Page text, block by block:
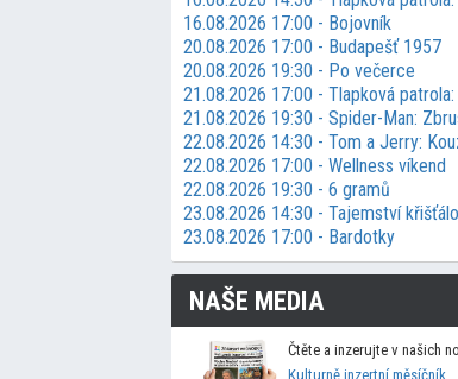
16.08.2026 17:00 - Bojovník
20.08.2026 17:00 - Budapešť 1957
20.08.2026 19:30 - Po večerce
21.08.2026 17:00 - Tlapková
21.08.2026 19:30 - Spider-Man:
22.08.2026 14:30 - Tom a Jerry:
22.08.2026 17:00 - Wellness víkend
22.08.2026 19:30 - 6 gramů
23.08.2026 14:30 - Tajemství
23.08.2026 17:00 - Bardotky
NAŠE MEDIA
Čtěte a inzerujte v našich
Kulturně inzertní měsíčník